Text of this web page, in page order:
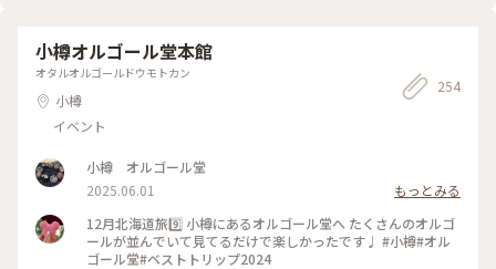
ときめく物がいっぱいでした✩.*˚ 札幌へ行かれた際には、是非
おすすめしますよ❣️ 2023.3.3 #私のことりっぷ旅 #Myことりっ
ぷ #花だより #北海道 #札幌 #楽しい時間 #雑貨 #ワクワクドキ
ラワー
小樽オルゴール堂本館
オタルオルゴールドウモトカン
小樽
イベント
254
小樽 オルゴール堂
2025.06.01
もっとみる
12月北海道旅9️⃣ 小樽にあるオルゴール堂へ たくさんのオルゴ
ールが並んでいて見てるだけで楽しかったです♩ #小樽#オル
ゴール堂#ベストトリップ2024